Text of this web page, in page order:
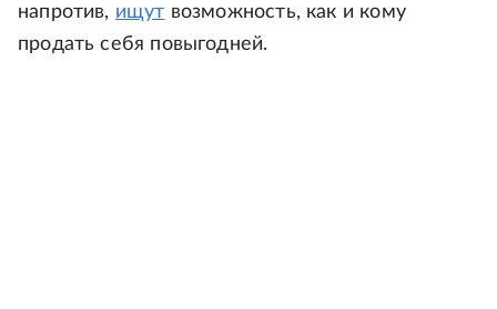
напротив, ищут возможность, как и кому
продать себя повыгодней.